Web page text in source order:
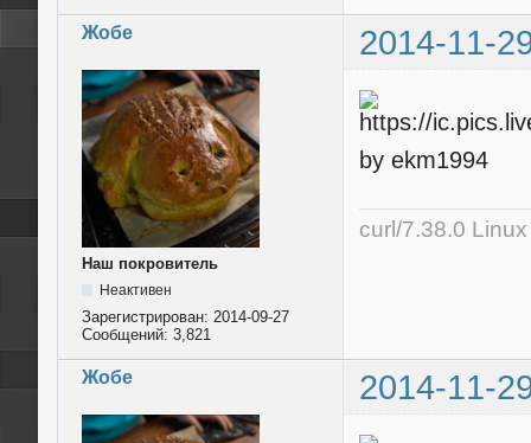
Жобе 2014-11-
Наш покровитель
Неактивен
Зарегистрирован: 2014-09-27
Сообщений: 3,821
by ekm1994
curl/7.38.0
Жобе 2014-11-